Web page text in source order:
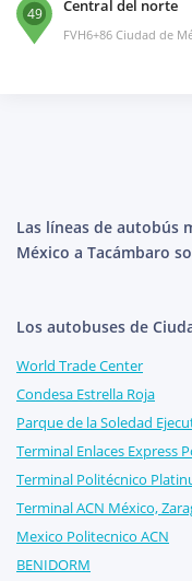
49 Central del norte
FVH6+86 Ciudad de
Las líneas de autobús
México a Tacámbaro
Los autobuses de
World Trade Center
Condesa Estrella Roja
Parque de la Soledad
Terminal Enlaces Express
Terminal Politécnico
Terminal ACN México,
Mexico Politecnico ACN
BENIDORM